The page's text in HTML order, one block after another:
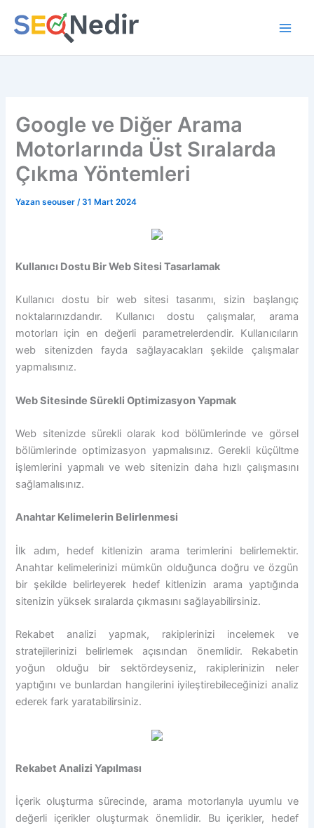
atla
Google ve Diğer Arama
Motorlarında Üst Sıralarda
Çıkma Yöntemleri
Yazan seouser/31 Mart 2024
Kullanıcı Dostu Bir Web Sitesi Tasarlamak
Kullanıcı dostu bir web sitesi tasarımı, sizin başlangıç
noktalarınızdandır. Kullanıcı dostu çalışmalar, arama
motorları için en değerli parametrelerdendir. Kullanıcıların
web sitenizden fayda sağlayacakları şekilde çalışmalar
yapmalısınız.
Web Sitesinde Sürekli Optimizasyon Yapmak
Web sitenizde sürekli olarak kod bölümlerinde ve görsel
bölümlerinde optimizasyon yapmalısınız. Gerekli küçültme
işlemlerini yapmalı ve web sitenizin daha hızlı çalışmasını
sağlamalısınız.
Anahtar Kelimelerin Belirlenmesi
İlk adım, hedef kitlenizin arama terimlerini belirlemektir.
Anahtar kelimelerinizi mümkün olduğunca doğru ve özgün
bir şekilde belirleyerek hedef kitlenizin arama yaptığında
sitenizin yüksek sıralarda çıkmasını sağlayabilirsiniz.
Rekabet analizi yapmak, rakiplerinizi incelemek ve
stratejilerinizi belirlemek açısından önemlidir. Rekabetin
yoğun olduğu bir sektördeyseniz, rakiplerinizin neler
yaptığını ve bunlardan hangilerini iyileştirebileceğinizi analiz
ederek fark yaratabilirsiniz.
Rekabet Analizi Yapılması
İçerik oluşturma sürecinde, arama motorlarıyla uyumlu ve
değerli içerikler oluşturmak önemlidir. Bu içerikler, hedef